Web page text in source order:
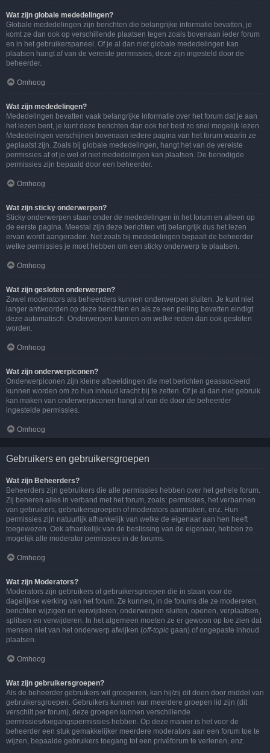
Wat zijn globale mededelingen?
Globale mededelingen zijn berichten die belangrijke informatie bevatten, je
komt ze dan ook op verschillende plaatsen tegen zoals bovenaan ieder forum
en in het gebruikerspaneel. Of je al dan niet globale mededelingen kan
plaatsen hangt af van de vereiste permissies, deze zijn ingesteld door de
beheerder.
Omhoog
Wat zijn mededelingen?
Mededelingen bevatten vaak belangrijke informatie over het forum dat je aan
het lezen bent, je kunt deze berichten dan ook het best zo snel mogelijk lezen.
Mededelingen verschijnen bovenaan iedere pagina van het forum waarin ze
geplaatst zijn. Zoals bij globale mededelingen, hangt het van de vereiste
permissies af of je wel of niet mededelingen kan plaatsen. De benodigde
permissies zijn bepaald door een beheerder.
Omhoog
Wat zijn sticky onderwerpen?
Sticky onderwerpen staan onder de mededelingen in het forum en alleen op
de eerste pagina. Meestal zijn deze berichten vrij belangrijk dus het lezen
ervan wordt aangeraden. Net zoals bij mededelingen bepaalt de beheerder
welke permissies je moet hebben om een sticky onderwerp te plaatsen.
Omhoog
Wat zijn gesloten onderwerpen?
Zowel moderators als beheerders kunnen onderwerpen sluiten. Je kunt niet
langer antwoorden op deze berichten en als ze een peiling bevatten eindigt
deze automatisch. Onderwerpen kunnen om welke reden dan ook gesloten
worden.
Omhoog
Wat zijn onderwerpiconen?
Onderwerpiconen zijn kleine afbeeldingen die met berichten geassocieerd
kunnen worden om zo hun inhoud kracht bij te zetten. Of je al dan niet gebruik
kan maken van onderwerpiconen hangt af van de door de beheerder
ingestelde permissies.
Omhoog
Gebruikers en gebruikersgroepen
Wat zijn Beheerders?
Beheerders zijn gebruikers die alle permissies hebben over het gehele forum.
Zij beheren alles in verband met het forum, zoals: permissies, het verbannen
van gebruikers, gebruikersgroepen of moderators aanmaken, enz. Hun
permissies zijn natuurlijk afhankelijk van welke de eigenaar aan hen heeft
toegewezen. Ook afhankelijk van de beslissing van de eigenaar, hebben ze
mogelijk alle moderator permissies in de forums.
Omhoog
Wat zijn Moderators?
Moderators zijn gebruikers of gebruikersgroepen die in staan voor de
dagelijkse werking van het forum. Ze kunnen, in de forums die ze modereren,
berichten wijzigen en verwijderen; onderwerpen sluiten, openen, verplaatsen,
splitsen en verwijderen. In het algemeen moeten ze er gewoon op toe zien dat
mensen niet van het onderwerp afwijken (off-topic gaan) of ongepaste inhoud
plaatsen.
Omhoog
Wat zijn gebruikersgroepen?
Als de beheerder gebruikers wil groeperen, kan hij/zij dit doen door middel van
gebruikersgroepen. Gebruikers kunnen van meerdere groepen lid zijn (dit
verschilt per forum), deze groepen kunnen verschillende
permissies/toegangspermissies hebben. Op deze manier is het voor de
beheerder een stuk gemakkelijker meerdere moderators aan een forum toe te
wijzen, bepaalde gebruikers toegang tot een privéforum te verlenen, enz.